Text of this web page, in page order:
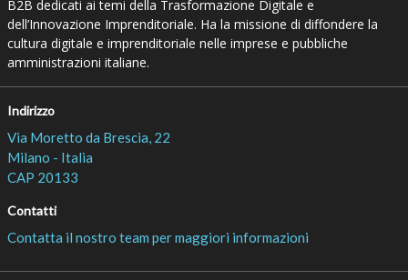
B2B dedicati ai temi della Trasformazione Digitale e
dell’Innovazione Imprenditoriale. Ha la missione di diffondere la
cultura digitale e imprenditoriale nelle imprese e pubbliche
amministrazioni italiane.
Indirizzo
Via Moretto da Brescia, 22
Milano - Italia
CAP 20133
Contatti
Contatta il nostro team per maggiori informazioni